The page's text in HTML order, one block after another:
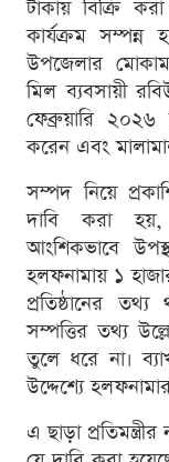
টাকায় বিক্রি
কার্যক্রম সম্পন্ন
উপজেলার
মিল ব্যবসায়ী
ফেব্রুয়ারি
করেন এবং
সম্পদ নিয়ে
দাবি করা হয়,
আংশিকভাবে
হলফনামায় ১
প্রতিষ্ঠানের
সম্পত্তির তথ্য
তুলে ধরে না।
উদ্দেশ্যে
এ ছাড়া